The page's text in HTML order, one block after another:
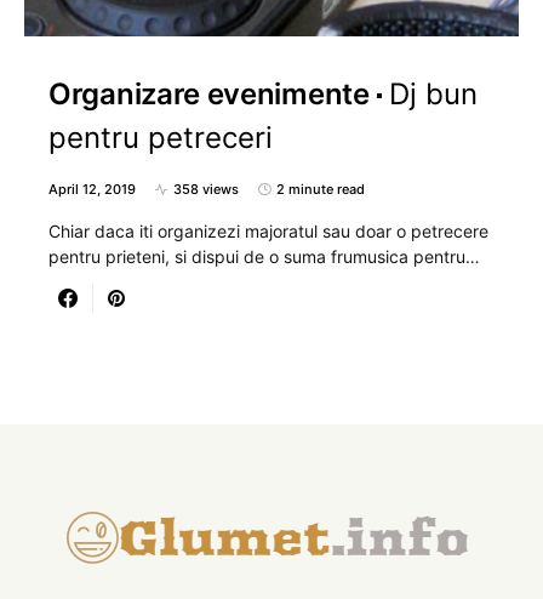
Organizare evenimente
Dj bun
pentru petreceri
April 12, 2019 358 views 2 minute read
Chiar daca iti organizezi majoratul sau doar o petrecere
pentru prieteni, si dispui de o suma frumusica pentru…